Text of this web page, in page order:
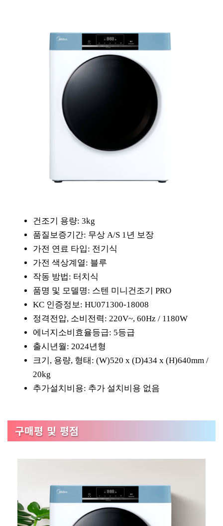
건조기 용량: 3kg
품질보증기간: 무상 A/S 1년 보장
가전 연료 타입: 전기식
가전 색상계열: 블루
작동 방법: 터치식
품명 및 모델명: 스텐 미니건조기 PRO
KC 인증정보: HU071300-18008
정격전압, 소비전력: 220V~, 60Hz / 1180W
에너지소비효율등급: 5등급
출시년월: 2024년형
크기, 용량, 형태: (W)520 x (D)434 x (H)640mm /
20kg
추가설치비용: 추가 설치비용 없음
구매평 및 평점